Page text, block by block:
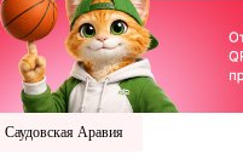
Саудовская Аравия